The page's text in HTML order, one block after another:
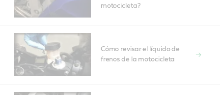
motocicleta?
Cómo revisar el líquido de
frenos de la motocicleta